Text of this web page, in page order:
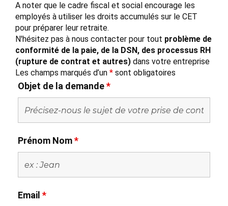
A noter que le cadre fiscal et social encourage les
employés à utiliser les droits accumulés sur le CET
pour préparer leur retraite.
N'hésitez pas à nous contacter pour tout problème de
conformité de la paie, de la DSN, des processus RH
(rupture de contrat et autres) dans votre entreprise
Les champs marqués d’un * sont obligatoires
Objet de la demande*
Prénom Nom*
Email *